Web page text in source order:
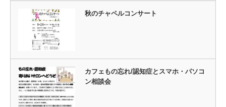
秋のチャペルコンサート
カフェもの忘れ/認知症とスマホ・パソコ
ン相談会